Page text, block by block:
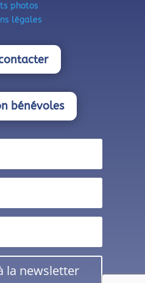
photos
légales
bénévoles
la newsletter